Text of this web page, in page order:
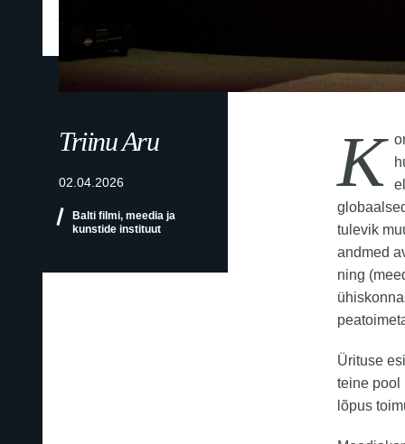
Triinu Aru
02.04.2026
Balti filmi, meedia ja
kunstide instituut
K
tulevik
andmed
ning
Ürituse
teine pool
lõpus